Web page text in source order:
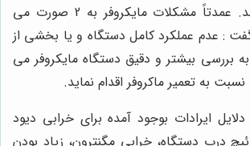
متفاوت انجام دهند. عمدتاً مشکلات مایکروفر به 2 صورت می
: عدم عملکرد کامل دستگاه و یا بخشی از
بررسی بیشتر و دقیق دستگاه مایکروفر می
به تعمیر ماکروفر اقدام نماید.
ایرادات بوجود آمده برای خرابی دیود
درب دستگاه، خرابی مگنترون، زیاد بودن